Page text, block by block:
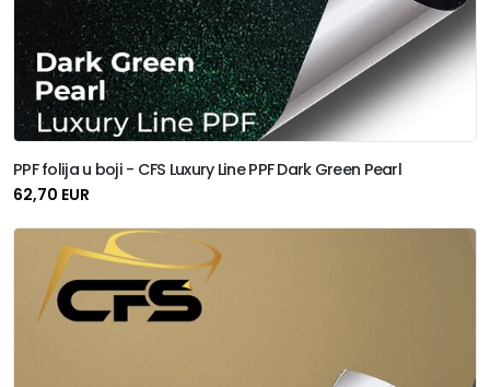
PPF folija u boji - CFS Luxury Line PPF Dark Green Pearl
62,70 EUR